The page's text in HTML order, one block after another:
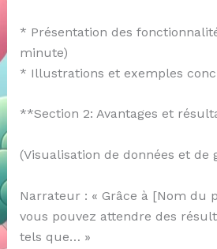
* Présentation des
minute)
* Illustrations et exemples
**Section 2: Avantages et
(Visualisation de données et de
Narrateur : « Grâce à [Nom du
vous pouvez attendre des
tels que… »